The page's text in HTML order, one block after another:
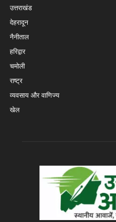
उत्तराखंड
देहरादून
नैनीताल
हरिद्वार
चमोली
राष्ट्र
व्यवसाय और वाणिज्य
खेल